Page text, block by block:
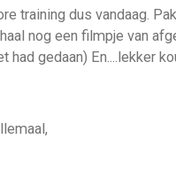
training dus vandaag.
nog een filmpje van
had gedaan) En....lekker